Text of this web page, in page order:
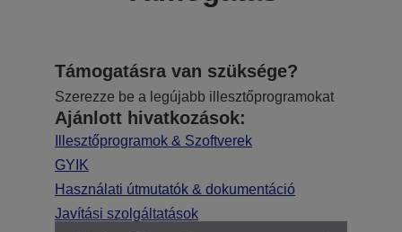
Támogatásra van szüksége?
Szerezze be a legújabb illesztőprogramokat
Ajánlott hivatkozások:
Illesztőprogramok & Szoftverek
GYIK
Használati útmutatók & dokumentáció
Javítási szolgáltatások